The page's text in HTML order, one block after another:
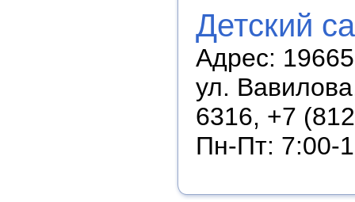
Детский
Адрес:
ул.
6316, +7
Пн-Пт: 7:00-